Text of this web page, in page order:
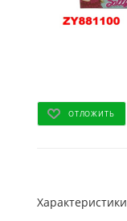
ОТЛОЖИТЬ
Характеристики